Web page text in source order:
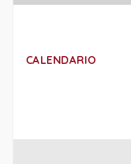
CALENDARIO